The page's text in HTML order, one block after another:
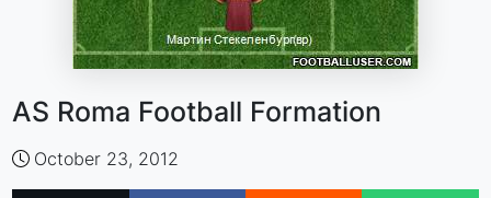
AS Roma Football Formation
October 23, 2012